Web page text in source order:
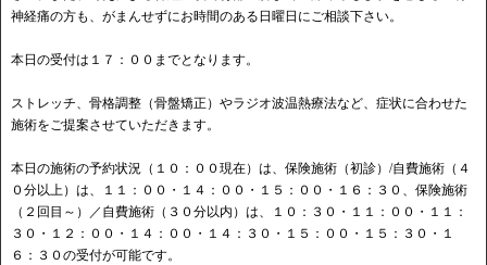
神経痛の方も、がまんせずにお時間のある日曜日にご相談下さい。
本日の受付は１７：００までとなります。
ストレッチ、骨格調整（骨盤矯正）やラジオ波温熱療法など、症状に合わせた
施術をご提案させていただきます。
本日の施術の予約状況（１０：００現在）は、保険施術（初診）/自費施術（４
０分以上）は、１１：００・１４：００・１５：００・１６：３０、保険施術
（２回目～）／自費施術（３０分以内）は、１０：３０・１１：００・１１：
３０・１２：００・１４：００・１４：３０・１５：００・１５：３０・１
６：３０の受付が可能です。